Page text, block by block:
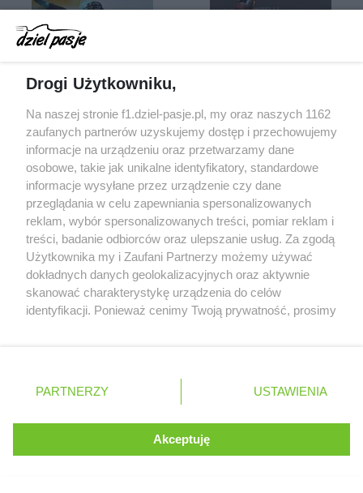
Serwis internetowy, z którego korzystasz, używa plików
cookies. Są to pliki instalowane w urządzeniach
końcowych osób korzystających z serwisu, w celu
administrowania serwisem, poprawy jakości
Dowiedz się więcej o naszej polityce
ROZUMIEM
Drogi Użytkowniku,
Na naszej stronie f1.dziel-pasje.pl, my oraz naszych 1162
zaufanych partnerów uzyskujemy dostęp i przechowujemy
informacje na urządzeniu oraz przetwarzamy dane
osobowe, takie jak unikalne identyfikatory, standardowe
informacje wysyłane przez urządzenie czy dane
przeglądania w celu zapewniania spersonalizowanych
reklam, wybór spersonalizowanych treści, pomiar reklam i
treści, badanie odbiorców oraz ulepszanie usług. Za zgodą
Użytkownika my i Zaufani Partnerzy możemy używać
dokładnych danych geolokalizacyjnych oraz aktywnie
skanować charakterystykę urządzenia do celów
identyfikacji. Ponieważ cenimy Twoją prywatność, prosimy
prywatności znajdujący się w lewym dolnym rogu strony
. Niektóre rodzaje przetwarzania danych nie wymagają
takiemu przetwarzaniu. Preferencje będą miały
zastosowania tylko na tej witrynie.
PARTNERZY USTAWIENIA
Akceptuję